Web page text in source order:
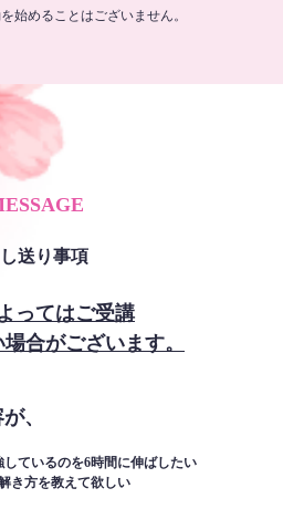
始めることはございません。
送り事項
ってはご受講
合がございます。
、
しているのを6時間に伸ばしたい
き方を教えて欲しい